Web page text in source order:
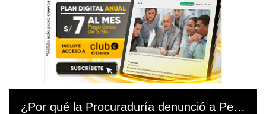
¿Por qué la Procuraduría denunció a Pedro Castillo ante la Fiscalía de la Nación? -LPD